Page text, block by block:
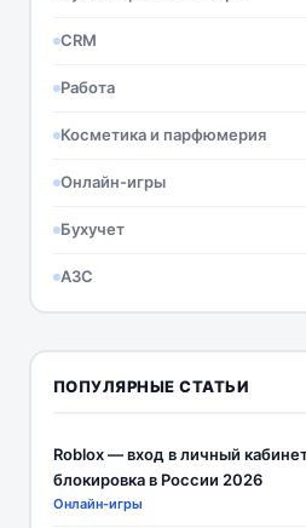
CRM
Работа
Косметика и парфюмерия
Онлайн-игры
Бухучет
АЗС
ПОПУЛЯРНЫЕ СТАТЬИ
Roblox — вход в личный
блокировка в России 2026
Онлайн-игры